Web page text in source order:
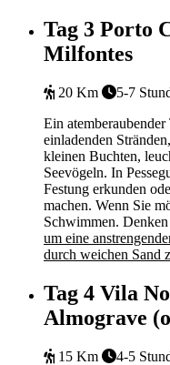
Tag 3 Porto
Milfontes
20 Km 5-7
Ein
einladenden
kleinen Buchten,
Seevögeln. In
Festung erkunden
machen. Wenn Sie
Schwimmen.
um eine
durch weichen Sand
Tag 4 Vila
Almograve
15 Km 4-5